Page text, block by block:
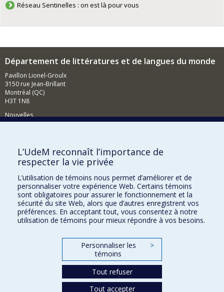
Réseau Sentinelles : on est là pour vous
Département de littératures et de langues du monde
Pavillon Lionel-Groulx
3150 rue Jean-Brillant
Montréal (QC)
H3T 1N8
Nouvelles
Comment soutenir le Département?
BESOIN D'AIDE?
Plan du site
Signaler une erreur
Accessibilité
FACULTÉ DES ARTS ET DES SCIENCES
Nos départements et écoles
L’UdeM reconnaît l’importance de
respecter la vie privée
L’utilisation de témoins nous permet d’améliorer et de
personnaliser votre expérience Web. Certains témoins
sont obligatoires pour assurer le fonctionnement et la
sécurité du site Web, alors que d’autres enregistrent vos
préférences. En acceptant tout, vous consentez à notre
utilisation de témoins pour mieux répondre à vos besoins.
Personnaliser les
témoins
>
Tout refuser
Tout accepter